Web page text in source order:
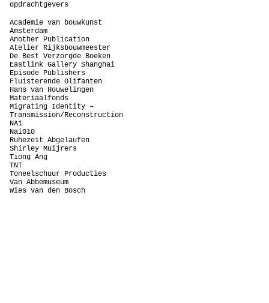
opdrachtgevers
Academie van bouwkunst
Amsterdam
Another Publication
Atelier Rijksbouwmeester
De Best Verzorgde Boeken
Eastlink Gallery Shanghai
Episode Publishers
Fluisterende Olifanten
Hans van Houwelingen
Materiaalfonds
Migrating Identity –
Transmission/Reconstruction
NAi
Nai010
Ruhezeit Abgelaufen
Shirley Muijrers
Tiong Ang
TNT
Toneelschuur Producties
Van Abbemuseum
Wies van den Bosch